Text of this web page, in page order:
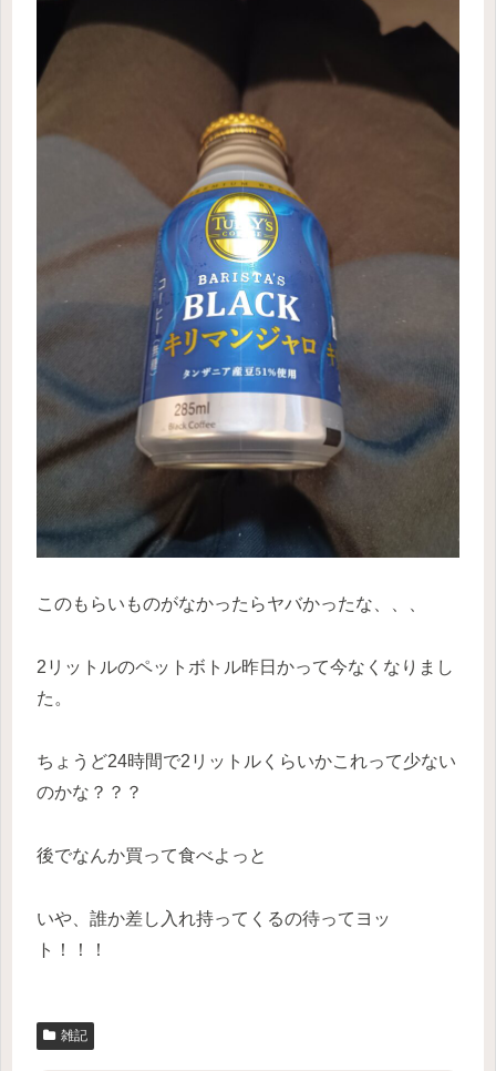
このもらいものがなかったらヤバかったな、、、
2リットルのペットボトル昨日かって今なくなりまし
た。
ちょうど24時間で2リットルくらいかこれって少ない
のかな？？？
後でなんか買って食べよっと
いや、誰か差し入れ持ってくるの待ってヨッ
ト！！！
雑記